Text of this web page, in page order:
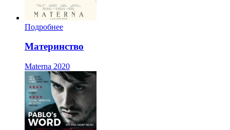
Подробнее
Материнство
Materna 2020